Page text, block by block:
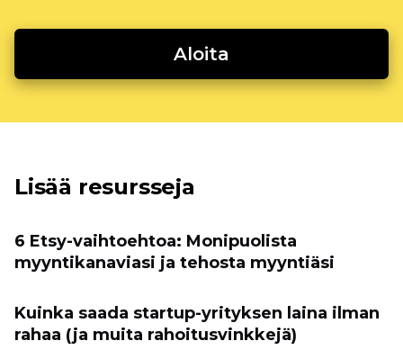
Aloita
Lisää resursseja
6 Etsy-vaihtoehtoa: Monipuolista
myyntikanaviasi ja tehosta myyntiäsi
Kuinka saada startup-yrityksen laina ilman
rahaa (ja muita rahoitusvinkkejä)